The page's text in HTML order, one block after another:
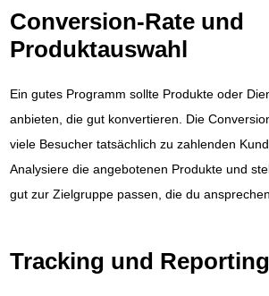
Conversion-Rate und
Produktauswahl
Ein gutes Programm sollte Produkte oder
anbieten, die gut konvertieren. Die
viele Besucher tatsächlich zu zahlenden
Analysiere die angebotenen Produkte und
gut zur Zielgruppe passen, die du
Tracking und Reporting